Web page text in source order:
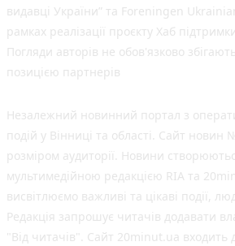
видавці України” та Foreningen
рамках реалізації проєкту Хаб
Погляди авторів не обов'язково
позицією партнерів
Незалежний новинний портал з
подій у Вінниці та області. Сайт новин
розміром аудиторії. Новини
мультимедійною редакцією RIA та
висвітлюємо важливі та цікаві події,
Редакція запрошує читачів додавати
"Від читачів". Сайт 20minut.ua входить